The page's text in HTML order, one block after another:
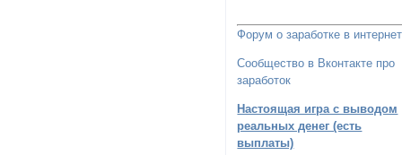
Форум о заработке в
Сообщество в Вконтакте про
заработок
Настоящая игра с выводом
реальных денег (есть
выплаты)